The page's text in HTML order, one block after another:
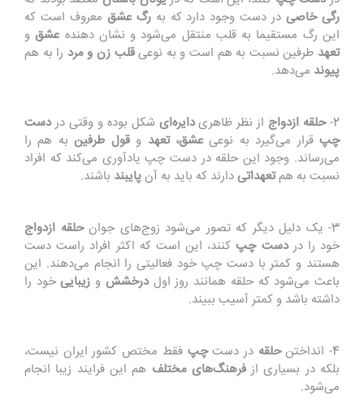
رگی خاصیدر دست وجود دارد که بهرگ عشق معروف است که
این رگ مستقیما به قلب منتقل می‌شود و نشان دهنده عشق و
تعهد طرفین نسبت به هم است و به نوعیقلب زن و مرد را به هم
پیوند می‌دهد.
2-حلقه ازدواج از نظر ظاهریدایره‌ای شکل بوده و وقتی دردست
چپقرار می‌گیرد به نوعیعشق، تعهد وقول طرفینبه هم را
می‌رساند. وجود این حلقه در دست چپ یادآوری می‌کند که افراد
نسبت به همتعهداتیدارند که باید به آنپایبند باشند.
3- یک دلیل دیگر که تصور می‌شود زوج‌های جوان
حلقه ازدواج
خود را دردست چپکنند، این است که اکثر افراد راست دست
هستند و کمتر با دست چپ خود فعالیتی را انجام می‌دهند. این
باعث می‌شود که حلقه همانند روز اولدرخشش و زیباییخود را
داشته باشد و کمتر آسیب ببیند.
4- انداختن حلقهدر دستچپفقط مختص کشور ایران نیست،
بلکه در بسیاری ازفرهنگ‌های مختلف هم این فرایند زیبا انجام
می‌شود.